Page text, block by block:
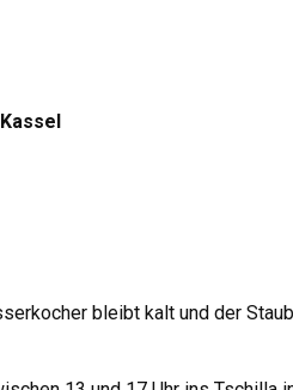
bleibt kalt und der